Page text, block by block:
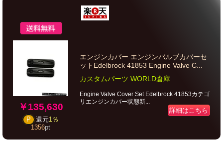
￥135,630
P 還元1％
1356pt
エンジンカバー エンジンバルブカバーセ
ットEdelbrock 41853 Engine Valve C...
カスタムパーツ WORLD倉庫
Engine Valve Cover Set Edelbrock 41853カテゴ
リエンジンカバー状態新...
詳細はこちら